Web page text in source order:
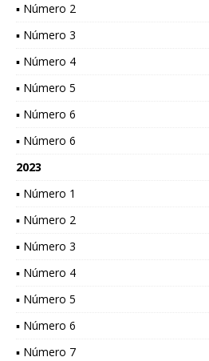
▪ Número 2
▪ Número 3
▪ Número 4
▪ Número 5
▪ Número 6
▪ Número 6
2023
▪ Número 1
▪ Número 2
▪ Número 3
▪ Número 4
▪ Número 5
▪ Número 6
▪ Número 7